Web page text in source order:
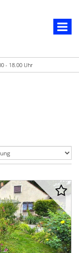
- 18.00 Uhr